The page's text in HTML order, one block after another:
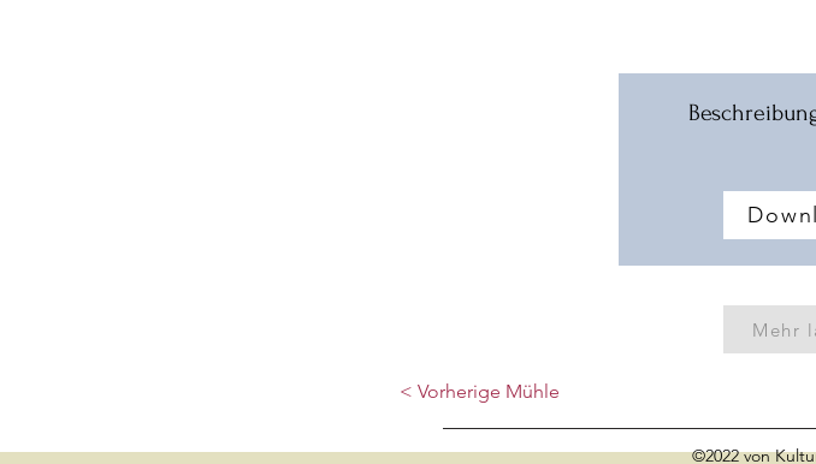
Mehr
< Vorherige Mühle
©2022 von